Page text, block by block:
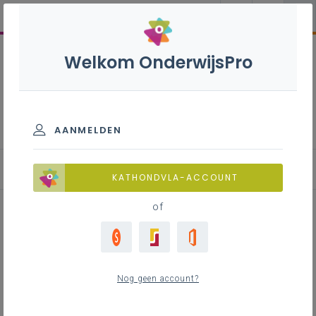
Blog
European conference
Welkom OnderwijsPro
AANMELDEN
KATHONDVLA-ACCOUNT
of
Nog geen account?